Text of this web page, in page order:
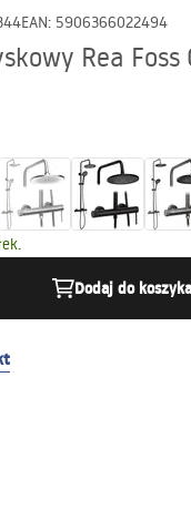
EAN: 5906366022494
Rea
Dodaj do koszyka